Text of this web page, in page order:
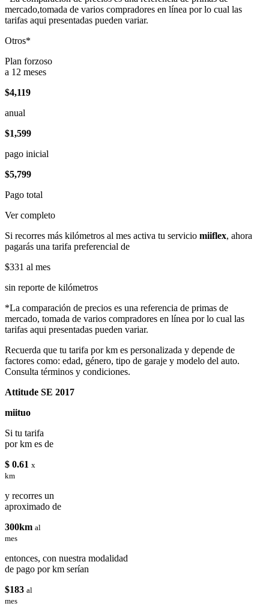
mercado,tomada de varios compradores en línea por lo cual las
tarifas aqui presentadas pueden variar.
Otros*
Plan forzoso
a 12 meses
$4,119
anual
$1,599
pago inicial
$5,799
Pago total
Ver completo
Si recorres más kilómetros al mes activa tu servicio miiflex, ahora
pagarás una tarifa preferencial de
$331 al mes
sin reporte de kilómetros
*La comparación de precios es una referencia de primas de
mercado, tomada de varios compradores en línea por lo cual las
tarifas aqui presentadas pueden variar.
Recuerda que tu tarifa por km es personalizada y depende de
factores como: edad, género, tipo de garaje y modelo del auto.
Consulta términos y condiciones.
Attitude SE 2017
miituo
Si tu tarifa
por km es de
$ 0.61 x
km
y recorres un
aproximado de
300km al
mes
entonces, con nuestra modalidad
de pago por km serían
$183 al
mes